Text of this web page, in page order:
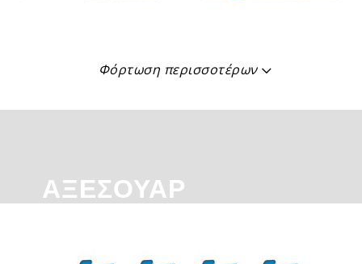
Φόρτωση περισσοτέρων
ΑΞΕΣΟΥΆΡ